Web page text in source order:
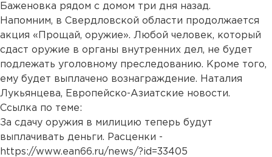
Баженовка рядом с домом три дня назад.
Напомним, в Свердловской области продолжается
акция «Прощай, оружие». Любой человек, который
сдаст оружие в органы внутренних дел, не будет
подлежать уголовному преследованию. Кроме того,
ему будет выплачено вознаграждение. Наталия
Лукьянцева, Европейско-Азиатские новости.
Ссылка по теме:
За сдачу оружия в милицию теперь будут
выплачивать деньги. Расценки -
https://www.ean66.ru/news/?id=33405